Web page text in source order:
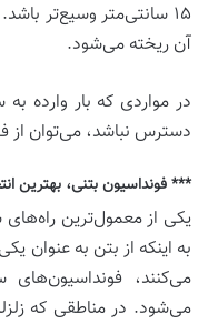
۱۵ سانتی‌متر وسیع‌تر
آن ریخته می‌شود.
در مواردی که بار وارده
دسترس نباشد، می‌توان از
*** فونداسیون بتنی، بهترین
یکی از معمول‌ترین
به اینکه از بتن به
می‌کنند،
می‌شود. در مناطقی که